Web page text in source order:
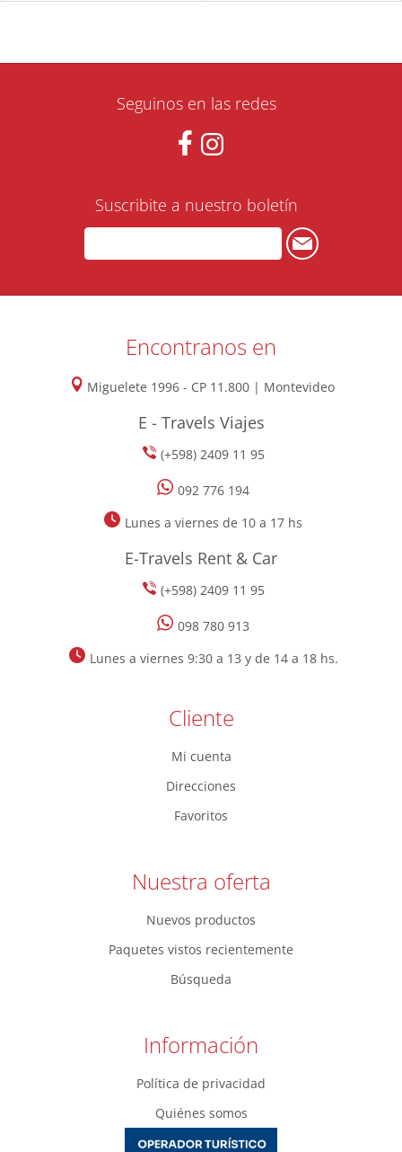
Seguinos en las redes
Suscribite a nuestro boletín
Encontranos en
Miguelete 1996 - CP 11.800 | Montevideo
E - Travels Viajes
(+598) 2409 11 95
092 776 194
Lunes a viernes de 10 a 17 hs
E-Travels Rent & Car
(+598) 2409 11 95
098 780 913
Lunes a viernes 9:30 a 13 y de 14 a 18 hs.
Cliente
Mi cuenta
Direcciones
Favoritos
Nuestra oferta
Nuevos productos
Paquetes vistos recientemente
Búsqueda
Información
Política de privacidad
Quiénes somos